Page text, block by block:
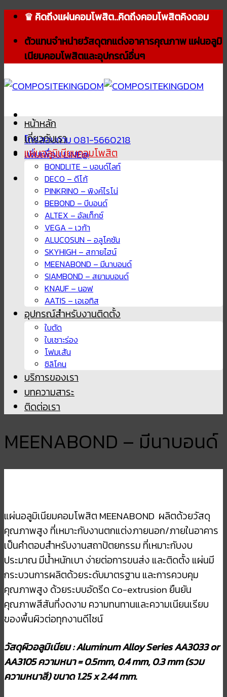
Skip
content
♛ คิดถึงแผ่นคอมโพสิต..คิดถึงคอมโพสิตคิงดอม
ตัวแทนจำหน่ายวัสดุตกแต่งอาคารคุณภาพ แผ่นอลูมิ
เนียมคอมโพสิตและอุปกรณ์อื่นๆ
โทรสอบถาม 081-5660218
เพิ่มเพื่อน LINE@
หน้าหลัก
เกี่ยวกับเรา
แผ่นอลูมิเนียมคอมโพสิต
BONDLITE – บอนด์ไลท์
DECO – ดีโก้
PINKRINO – พิงค์ไรโน่
BEBOND – บีบอนด์
ALTEX – อัลเท็กซ์
VEGA – เวก้า
ALUCOSUN – อลูโคซัน
SKYHIGH – สกายไฮน์
MEENABOND – มีนาบอนด์
SIAMBOND – สยามบอนด์
KNAUF – นอฟ
AATIS – เอเอทิส
อุปกรณ์สำหรับงานติดตั้ง
ใบตัด
ใบเซาะร่อง
โฟมเส้น
ซิลิโคน
บริการของเรา
บทความสาระ
ติดต่อเรา
MEENABOND – มีนาบอนด์
แผ่นอลูมิเนียมคอมโพสิต MEENABOND ผลิตด้วยวัสดุ
คุณภาพสูง ที่เหมาะกับงานตกแต่งภายนอก/ภายในอาคาร
เป็นคำตอบสำหรับงานสถาปัตยกรรม ที่เหมาะกับงบ
ประมาณ มีน้ำหนักเบา ง่ายต่อการขนส่ง และติดตั้ง แผ่นมี
กระบวนการผลิตด้วยระดับมาตรฐาน และการควบคุม
คุณภาพสูง ด้วยระบบอัดรีด Co-extrusion ยืนยัน
คุณภาพสีสันที่งดงาม ความทนทานและความเนียนเรียบ
ของพื้นผิวต่อทุกงานดีไซน์
วัสดุผิวอลูมิเนียม :Aluminum Alloy Series AA3033 or
AA3105 ความหนา = 0.5mm, 0.4 mm, 0.3 mm (รวม
ความหนาสี) ขนาด 1.25 x 2.44 mm.